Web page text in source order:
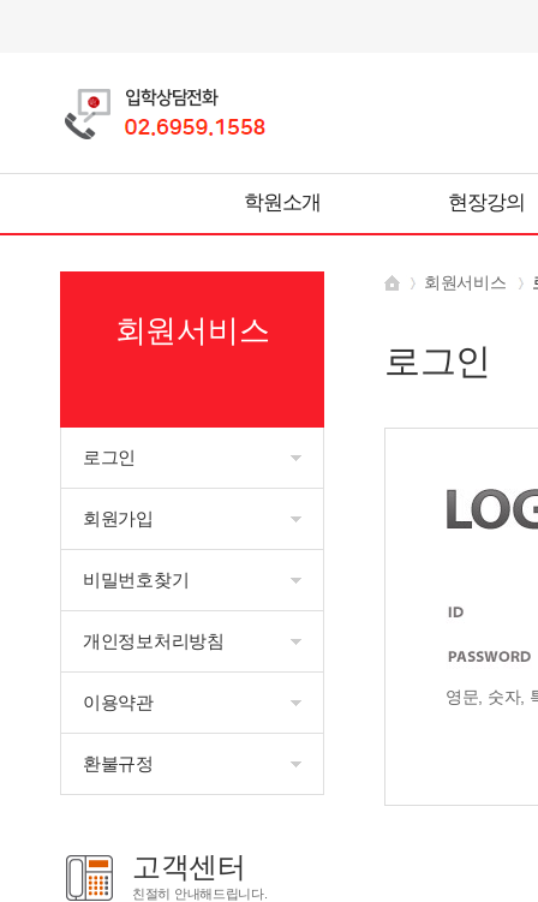
학원소개 현장강의
회원서비스
로그인
회원가입
비밀번호찾기
개인정보처리방침
이용약관
환불규정
고객센터
친절히 안내해드립니다.
회원서비스
로그인
영문, 숫자,